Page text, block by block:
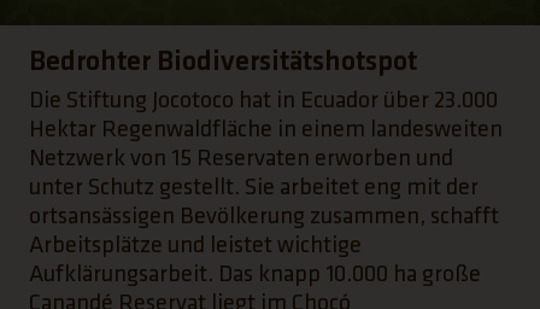
Bedrohter Biodiversitätshotspot
Die Stiftung Jocotoco hat in Ecuador über 23.000
Hektar Regenwaldfläche in einem landesweiten
Netzwerk von 15 Reservaten erworben und
unter Schutz gestellt. Sie arbeitet eng mit der
ortsansässigen Bevölkerung zusammen, schafft
Arbeitsplätze und leistet wichtige
Aufklärungsarbeit. Das knapp 10.000 ha große
Canandé Reservat liegt im Chocó